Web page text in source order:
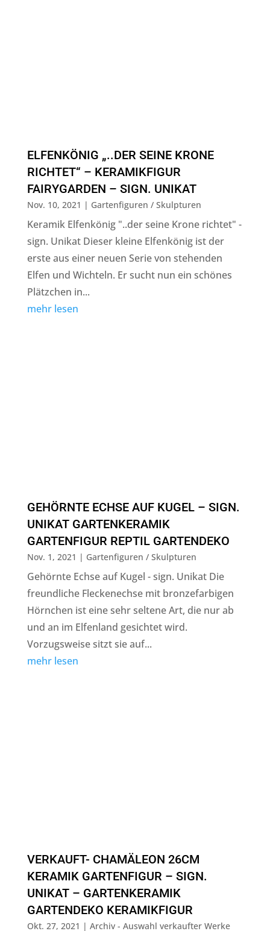
ELFENKÖNIG „..DER SEINE KRONE
RICHTET“ – KERAMIKFIGUR
FAIRYGARDEN – SIGN. UNIKAT
Nov. 10, 2021 | Gartenfiguren / Skulpturen
Keramik Elfenkönig "..der seine Krone richtet" -
sign. Unikat Dieser kleine Elfenkönig ist der
erste aus einer neuen Serie von stehenden
Elfen und Wichteln. Er sucht nun ein schönes
Plätzchen in...
mehr lesen
GEHÖRNTE ECHSE AUF KUGEL – SIGN.
UNIKAT GARTENKERAMIK
GARTENFIGUR REPTIL GARTENDEKO
Nov. 1, 2021 | Gartenfiguren / Skulpturen
Gehörnte Echse auf Kugel - sign. Unikat Die
freundliche Fleckenechse mit bronzefarbigen
Hörnchen ist eine sehr seltene Art, die nur ab
und an im Elfenland gesichtet wird.
Vorzugsweise sitzt sie auf...
mehr lesen
VERKAUFT- CHAMÄLEON 26CM
KERAMIK GARTENFIGUR – SIGN.
UNIKAT – GARTENKERAMIK
GARTENDEKO KERAMIKFIGUR
Okt. 27, 2021 | Archiv - Auswahl verkaufter Werke